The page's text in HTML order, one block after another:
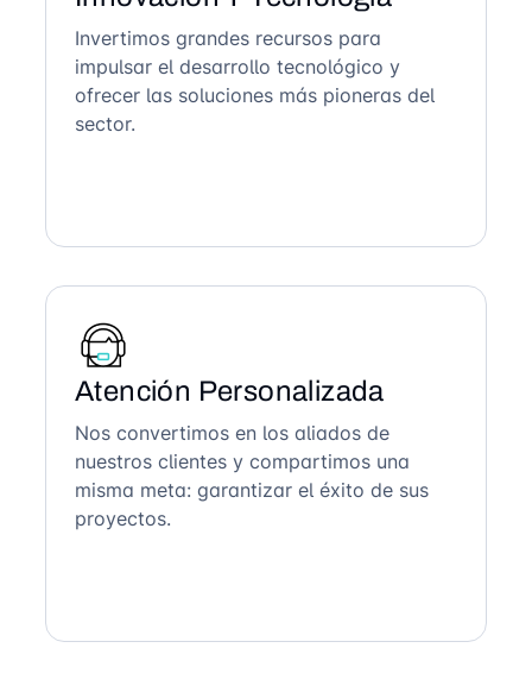
Invertimos grandes recursos para
impulsar el desarrollo tecnológico y
ofrecer las soluciones más pioneras del
sector.
Atención Personalizada
Nos convertimos en los aliados de
nuestros clientes y compartimos una
misma meta: garantizar el éxito de sus
proyectos.